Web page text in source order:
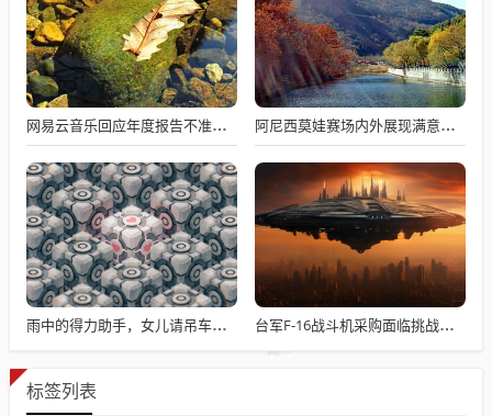
网易云音乐回应年度报告不准争议，数据与情感对接的精准之道 阿尼西莫娃赛场内外展现满意与期待，自信闪耀全场
雨中的得力助手，女儿请吊车助父母快速收玉米 台军F-16战斗机采购面临挑战与困境
标签列表